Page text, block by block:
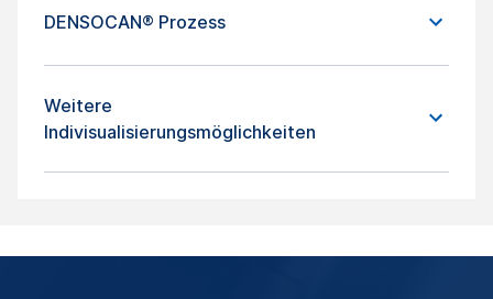
DENSOCAN® Prozess
Weitere
Indivisualisierungsmöglichkeiten